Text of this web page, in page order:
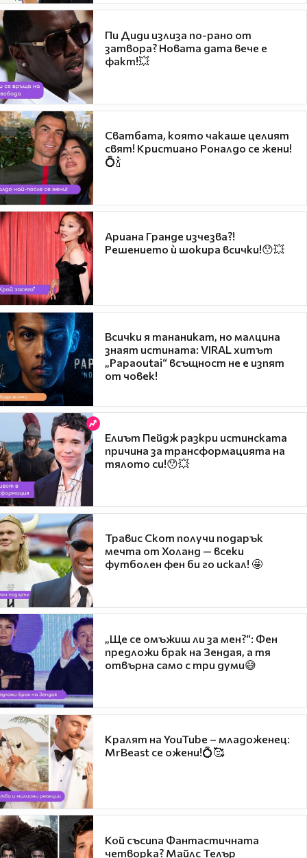
Пи Диди излиза по-рано от
затвора? Новата дата вече е
факт!💥
Сватбата, която чакаше целият
свят! Кристиано Роналдо се жени!
💍🍾
Ариана Гранде изчезва?!
Решението ѝ шокира всички!😯💥
Всички я тананикат, но малцина
знаят истината: VIRAL хитът
„Papaoutai“ всъщност не е изпят
от човек!
Елиът Пейдж разкри истинската
причина за трансформацията на
тялото си!😯💥
Травис Скот получи подарък
мечта от Холанд — всеки
футболен фен би го искал! 🤩
„Ще се омъжиш ли за мен?“: Фен
предложи брак на Зендая, а тя
отвърна само с три думи😅
Кралят на YouTube – младоженец:
MrBeast се ожени!💍🥰
Кой съсипа Фантастичната
четворка? Майлс Телър